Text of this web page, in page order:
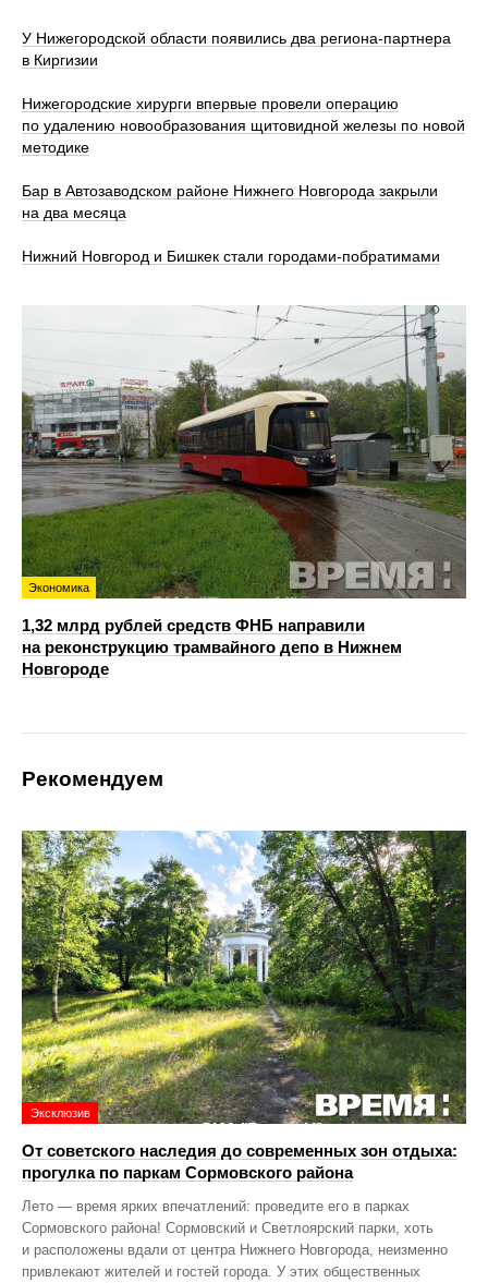
У Нижегородской области появились два региона-партнера
в Киргизии
Нижегородские хирурги впервые провели операцию
по удалению новообразования щитовидной железы по новой
методике
Бар в Автозаводском районе Нижнего Новгорода закрыли
на два месяца
Нижний Новгород и Бишкек стали городами-побратимами
Экономика
1,32 млрд рублей средств ФНБ направили
на реконструкцию трамвайного депо в Нижнем
Новгороде
Рекомендуем
Эксклюзив
От советского наследия до современных зон отдыха:
прогулка по паркам Сормовского района
Лето — время ярких впечатлений: проведите его в парках
Сормовского района! Сормовский и Светлоярский парки, хоть
и расположены вдали от центра Нижнего Новгорода, неизменно
привлекают жителей и гостей города. У этих общественных